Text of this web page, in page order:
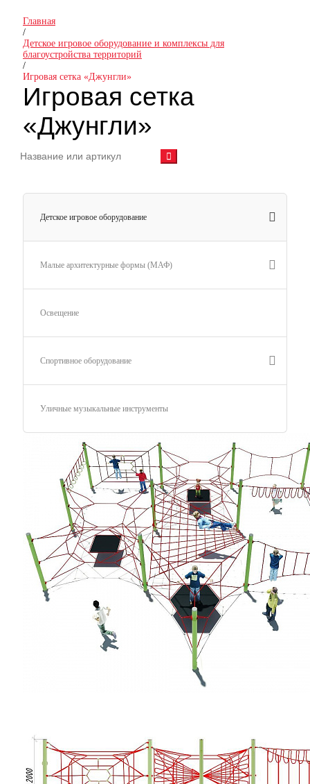
Главная
/
Детское игровое оборудование и комплексы для
благоустройства территорий
/
Игровая сетка «Джунгли»
Игровая сетка
«Джунгли»
Детское игровое оборудование
Малые архитектурные формы (МАФ)
Освещение
Спортивное оборудование
Уличные музыкальные инструменты